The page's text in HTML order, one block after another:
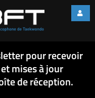
pour recevoir
mises à jour
de réception.